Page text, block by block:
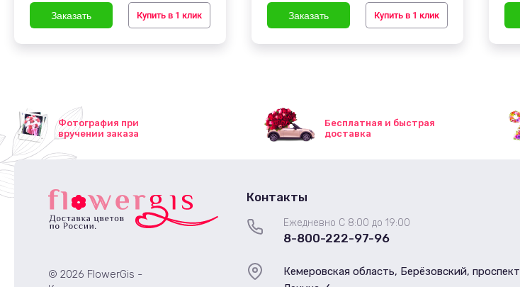
Купить в 1 клик Купить в 1 клик
Фотография при
вручении заказа
Бесплатная и быстрая
доставка
© 2026 FlowerGis -
Контакты
Ежедневно С 8:00 до 19:00
8-800-222-97-96
Кемеровская область, Берёзовский, проспект